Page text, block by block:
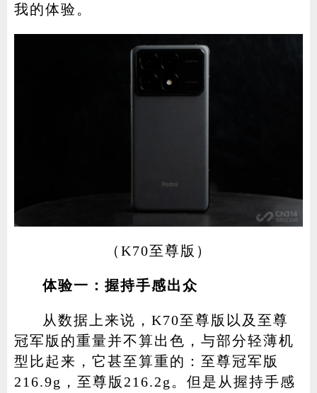
我的体验。
（K70至尊版）
体验一：握持手感出众
从数据上来说，K70至尊版以及至尊
冠军版的重量并不算出色，与部分轻薄机
型比起来，它甚至算重的：至尊冠军版
216.9g，至尊版216.2g。但是从握持手感